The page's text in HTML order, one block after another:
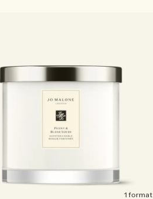
1 format